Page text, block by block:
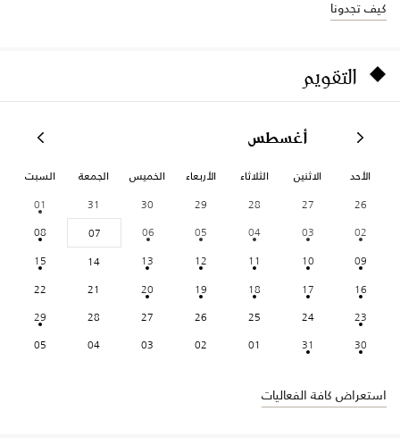
كيف تجدونا
التقويم
أغسطس
الأحد الاثنين الثلاثاء الأربعاء الخميس الجمعة السبت
26
27
28
29
30
31
01
02
03
04
05
06
07
08
09
10
11
12
13
14
15
16
17
18
19
20
21
22
23
24
25
26
27
28
29
30
31
01
02
03
04
05
استعراض كافة الفعاليات